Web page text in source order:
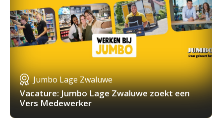
Jumbo Lage Zwaluwe
Vacature: Jumbo Lage Zwaluwe zoekt een
Vers Medewerker